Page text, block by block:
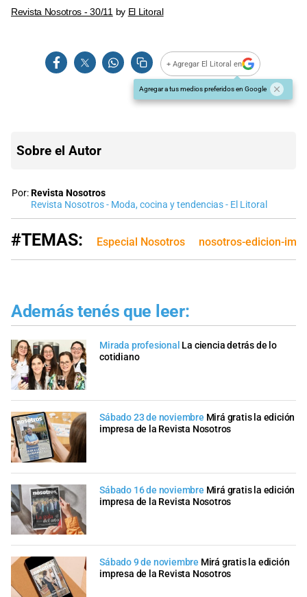
Revista Nosotros - 30/11 by El Litoral
+ Agregar El Litoral en
Agregar a tus medios preferidos en Google
Sobre el Autor
Por:Revista Nosotros
Revista Nosotros - Moda, cocina y tendencias - El Litoral
#TEMAS: Especial Nosotros nosotros-edicion-
Además tenés que leer:
Mirada profesional La ciencia detrás de lo
cotidiano
Sábado 23 de noviembre Mirá gratis la edición
impresa de la Revista Nosotros
Sábado 16 de noviembre Mirá gratis la edición
impresa de la Revista Nosotros
Sábado 9 de noviembre Mirá gratis la edición
impresa de la Revista Nosotros